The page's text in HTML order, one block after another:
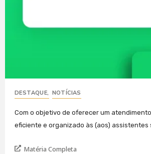
DESTAQUE, NOTÍCIAS
Com o objetivo de oferecer um
eficiente e organizado às (aos) assistentes
Matéria Completa